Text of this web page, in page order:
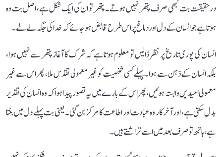
درحقیقت بت کبھی صرف پتھر نہیں ہوتے۔ پتھر تو ان کی ایک شکل ہے، اصل بت وہ
ہوتا ہے جو انسان کے دل اور دماغ پر اس طرح قابض ہو جائے کہ خدا کی جگہ لے لے۔
انسان کی پوری تاریخ پر نظر ڈالیں تو معلوم ہوتا ہے کہ شرک کا آغاز پتھر سے نہیں ہوا،
بلکہ انسان کے ذہن سے ہوا۔ پہلے کسی شخصیت کو غیر معمولی تقدس ملا، پھر اس سے غیر
معمولی امیدیں وابستہ ہوئیں، پھر اس کے بارے میں یہ تصور پیدا ہوا کہ وہ انسان کی تقدیر
بدل سکتی ہے، اور آخرکار وہ عبادت اور اطاعت کا مرکز بن گئی۔ یعنی بت پہلے دل میں بنتا
ہے، ہاتھ تو صرف بعد میں اسے تراشتے ہیں۔